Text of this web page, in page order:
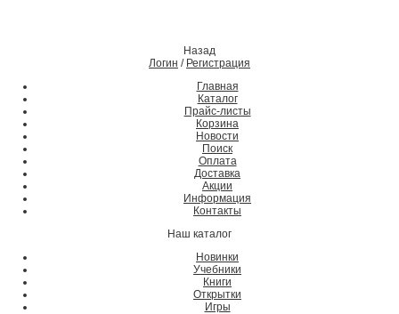
Назад
Логин / Регистрация
Главная
Каталог
Прайс-листы
Корзина
Новости
Поиск
Оплата
Доставка
Акции
Информация
Контакты
Наш каталог
Новинки
Учебники
Книги
Открытки
Игры